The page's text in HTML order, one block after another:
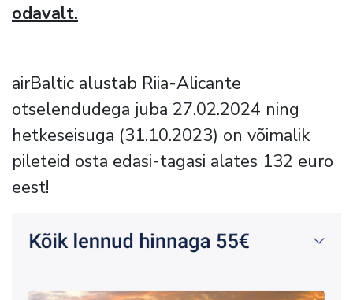
odavalt.
airBaltic alustab Riia-Alicante
otselendudega juba 27.02.2024 ning
hetkeseisuga (31.10.2023) on võimalik
pileteid osta edasi-tagasi alates 132 euro
eest!